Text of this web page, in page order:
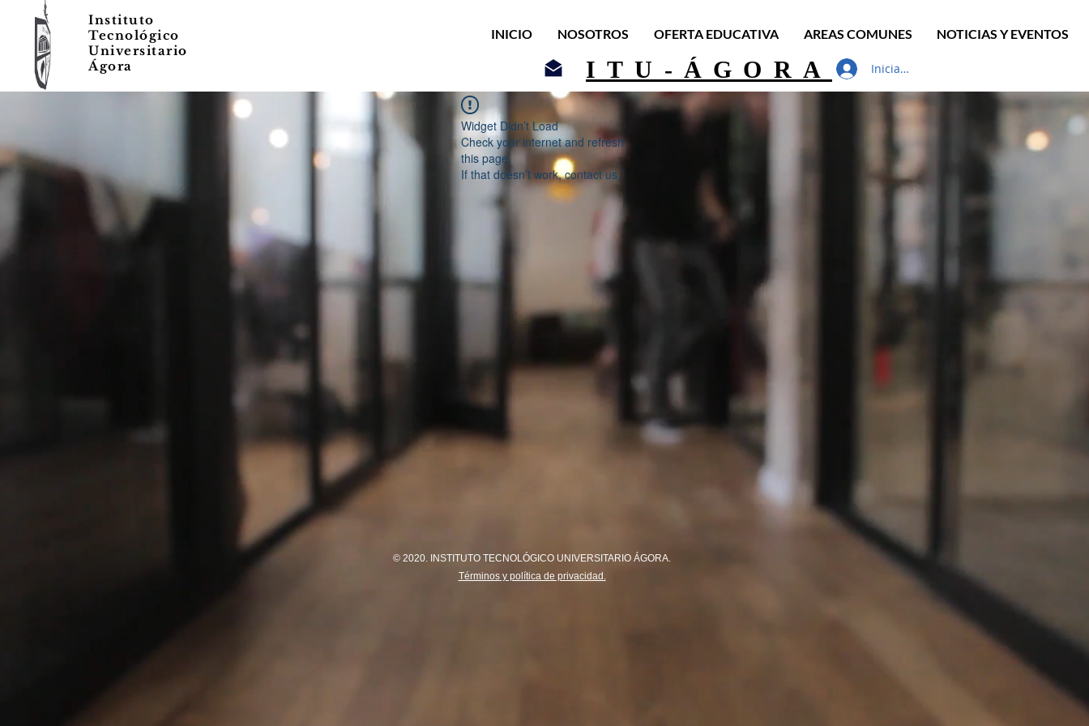
Instituto
Tecnológico
Universitario
Ágora
INICIO NOSOTROS OFERTA EDUCATIVA AREAS COMUNES NOTICIAS Y EVENTOS
ITU-ÁGORA Iniciar sesión
Widget Didn’t Load
Check your internet and refresh
this page.
If that doesn’t work, contact us.
© 2020. INSTITUTO TECNOLÓGICO UNIVERSITARIO ÁGORA.
Términosy política de privacidad.